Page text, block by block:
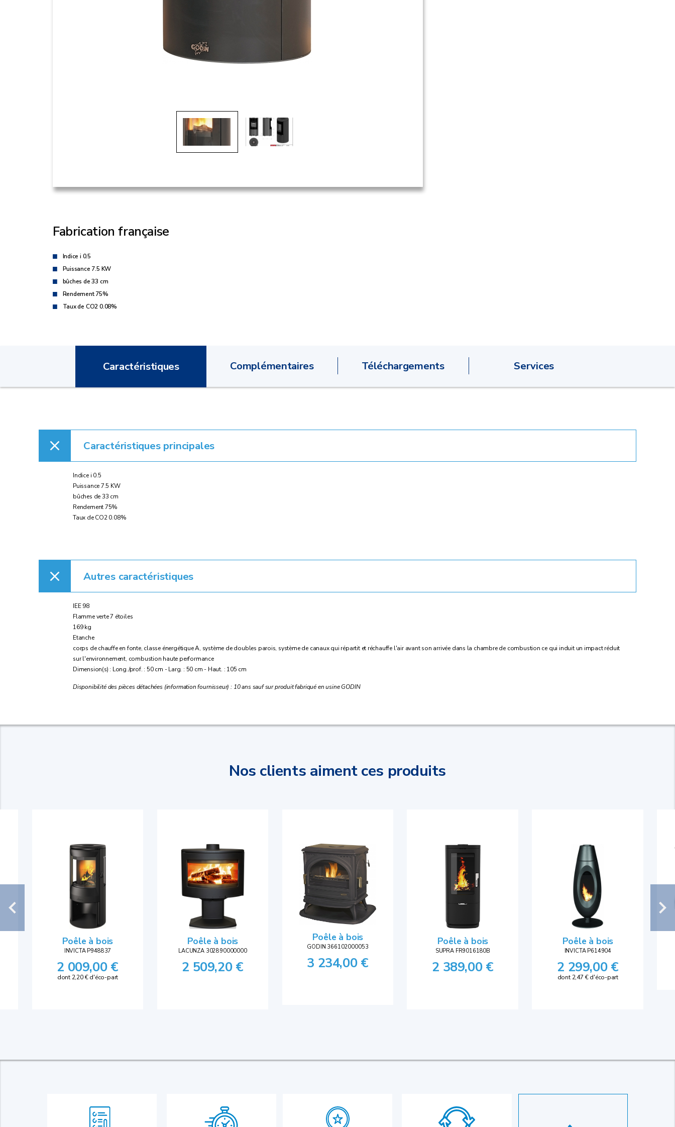
Fabrication française
Indice i 0.5
Puissance 7.5 KW
bûches de 33 cm
Rendement 75%
Taux de CO2 0.08%
Caractéristiques Complémentaires Téléchargements Services
Caractéristiques principales
Indice i 0.5
Puissance 7.5 KW
bûches de 33 cm
Rendement 75%
Taux de CO2 0.08%
Autres caractéristiques
IEE 98
Flamme verte 7 étoiles
169 kg
Etanche
corps de chauffe en fonte, classe énergétique A, système de doubles parois, système de canaux qui répartit et réchauffe l'air avant son arrivée dans la chambre de combustion ce qui induit un impact réduit
sur l'environnement, combustion haute performance
Dimension(s) : Long./prof. : 50 cm - Larg. : 50 cm - Haut. : 105 cm
Disponibilité des pièces détachées (information fournisseur) : 10 ans sauf sur produit fabriqué en usine GODIN
Nos clients aiment ces produits
Poêle à bois
INVICTA P948837
2 009,00 €
dont 2,20 € d'éco-part
Poêle à bois
LACUNZA 302890000000
2 509,20 €
Poêle à bois
GODIN 366102000053
3 234,00 €
Poêle à bois
SUPRA FR9016180B
2 389,00 €
Poêle à bois
INVICTA P614904
2 299,00 €
dont 2,47 € d'éco-part